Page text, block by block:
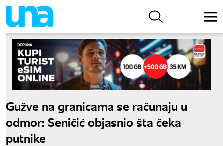
Gužve na granicama se računaju u
odmor: Seničić objasnio šta čeka
putnike